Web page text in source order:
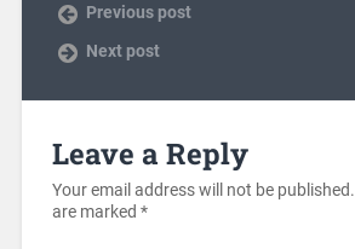
Previous post
Next post
Leave a Reply
Your email address will not be published.
are marked *